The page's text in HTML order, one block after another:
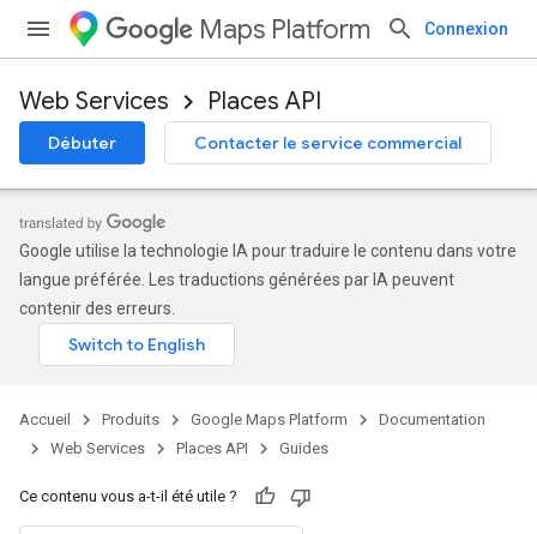
Maps Platform Connexion
Web Services Places API
Débuter Contacter le service commercial
Google utilise la technologie IA pour traduire le contenu dans votre
langue préférée. Les traductions générées par IA peuvent
contenir des erreurs.
Accueil Produits Google Maps Platform
Documentation
Web Services
Places API Guides
Ce contenu vous a-t-il été utile ?